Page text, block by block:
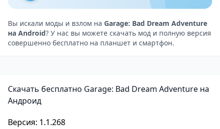
рыбалки, которая тесно связана с выживанием и
исследованием мира.
Переиздание для Android
Мобильная версия Garage предлагает обновленную
баланс. Добавлены новые главы, дополнительные
квесты и несколько концовок, что делает игру еще
более увлекательной для исследования.
Вы искали моды и взлом на Garage: Bad Dream Adventure
на Android? У нас вы можете скачать мод и полную версия
совершенно бесплатно на планшет и смартфон.
Скачать бесплатно Garage: Bad Dream Adventure на
Андроид
Версия: 1.1.268